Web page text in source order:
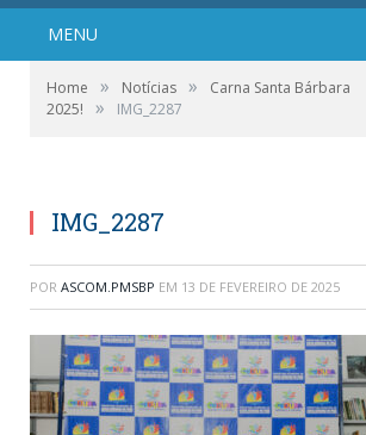
MENU
Home » Notícias »
Carna Santa Bárbara
2025!
» IMG_2287
IMG_2287
POR ASCOM.PMSBP EM 13 DE FEVEREIRO DE 2025